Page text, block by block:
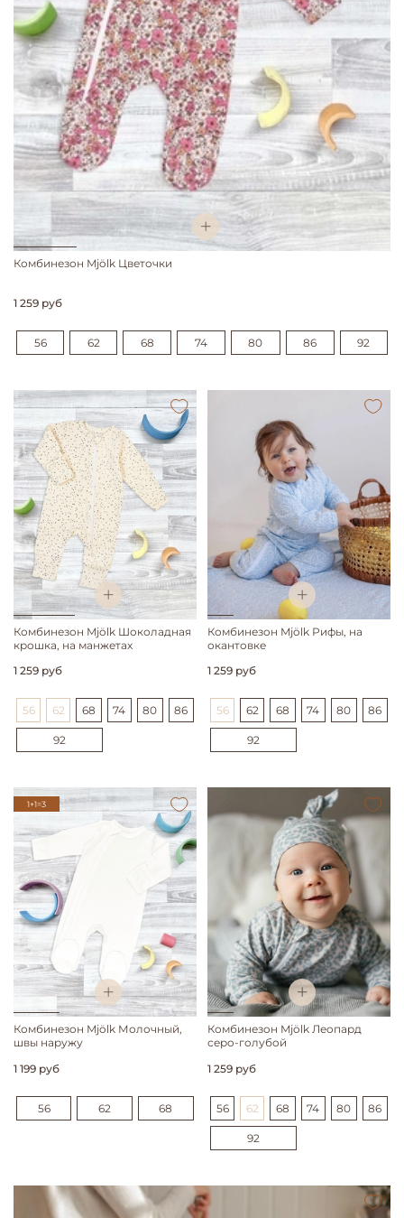
Комбинезон Mjölk Цветочки
1 259 руб
56 62 68 74 80 86 92
Комбинезон Mjölk Шоколадная
крошка, на манжетах
1 259 руб
56 62 68 74 80 86
92
Комбинезон Mjölk Рифы, на
окантовке
1 259 руб
56 62 68 74 80 86
92
1+1=3
Комбинезон Mjölk Молочный,
швы наружу
1 199 руб
56 62 68
Комбинезон Mjölk Леопард
серо-голубой
1 259 руб
56 62 68 74 80 86
92